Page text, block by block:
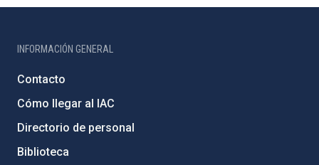
INFORMACIÓN GENERAL
Contacto
Cómo llegar al IAC
Directorio de personal
Biblioteca